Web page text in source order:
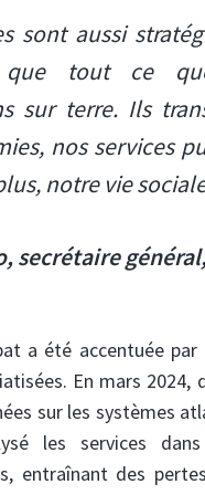
sont aussi
que tout ce
sur terre. Ils
nos services
notre vie
secrétaire
a été accentuée
En mars 2024,
sur les systèmes
les services
entraînant des